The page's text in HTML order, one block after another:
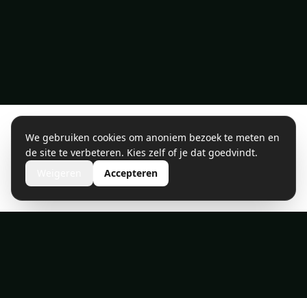
We gebruiken cookies om anoniem bezoek te meten en
de site te verbeteren. Kies zelf of je dat goedvindt.
Accepteren